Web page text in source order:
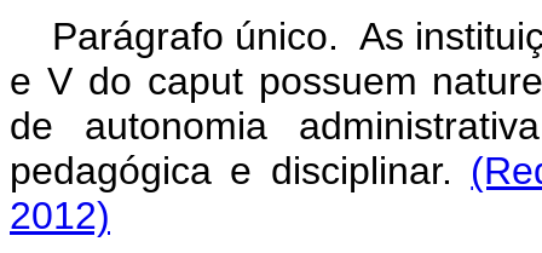
Parágrafo único. As
e V do caputpossuem
de autonomia
pedagógica e disciplinar.
2012)